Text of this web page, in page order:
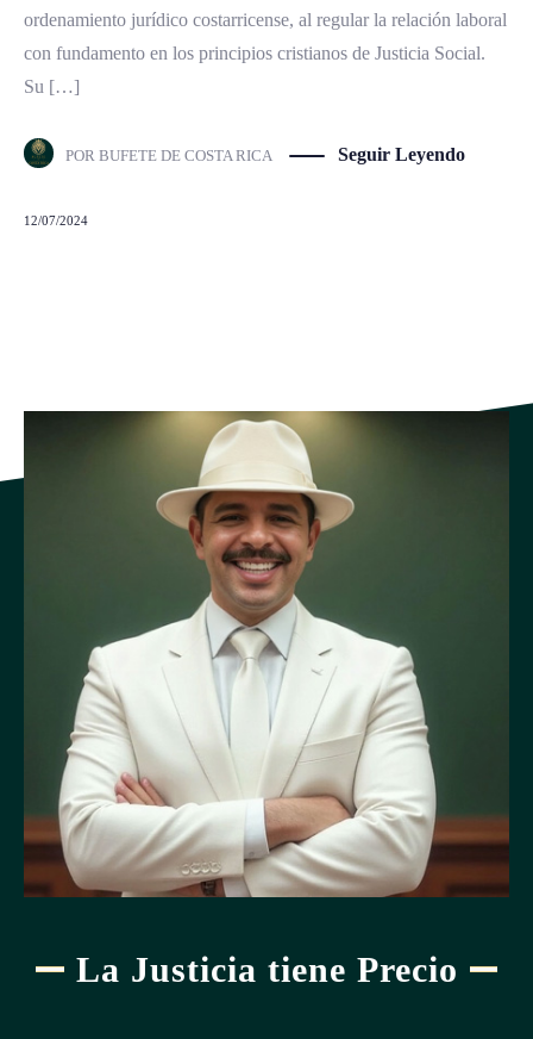
ordenamiento jurídico costarricense, al regular la relación laboral
con fundamento en los principios cristianos de Justicia Social.
Su […]
POR BUFETE DE COSTA RICA Seguir Leyendo
12/07/2024
La Justicia tiene Precio